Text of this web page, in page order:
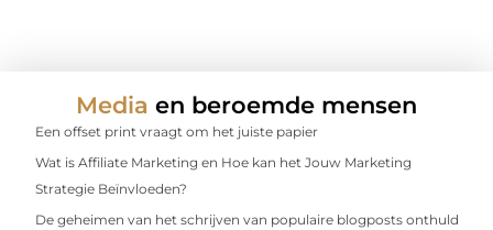
Media en beroemde mensen
Een offset print vraagt om het juiste papier
Wat is Affiliate Marketing en Hoe kan het Jouw Marketing
Strategie Beïnvloeden?
De geheimen van het schrijven van populaire blogposts onthuld